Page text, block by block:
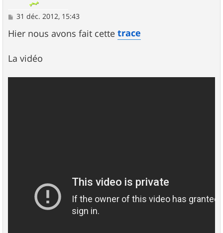
M
s
s
g
e
31 déc. 2012, 15:43
Hier nous avons fait cette trace
La vidéo